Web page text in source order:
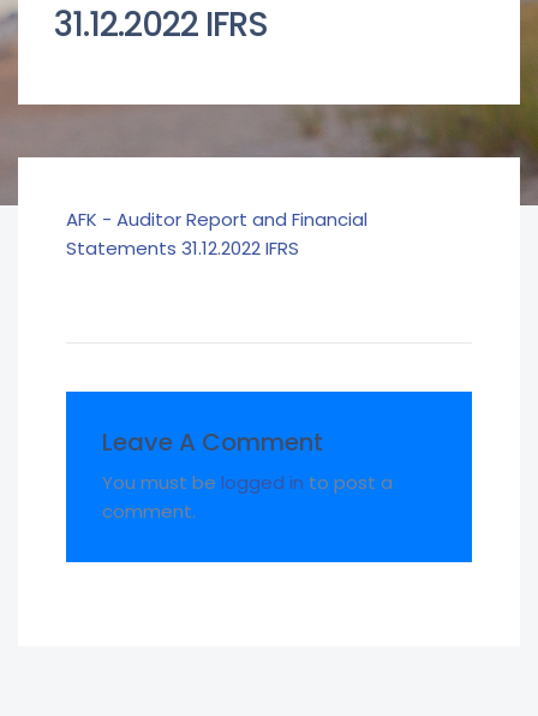
31.12.2022 IFRS
AFK - Auditor Report and Financial
Statements 31.12.2022 IFRS
Leave A Comment
You must be logged in to post a
comment.